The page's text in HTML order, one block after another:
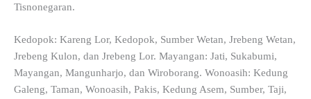
Tisnonegaran.
Kedopok: Kareng Lor, Kedopok, Sumber Wetan, Jrebeng Wetan,
Jrebeng Kulon, dan Jrebeng Lor. Mayangan: Jati, Sukabumi,
Mayangan, Mangunharjo, dan Wiroborang. Wonoasih: Kedung
Galeng, Taman, Wonoasih, Pakis, Kedung Asem, Sumber, Taji,